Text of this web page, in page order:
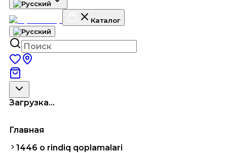
Каталог
Загрузка...
Главная
1446 o rindiq qoplamalari